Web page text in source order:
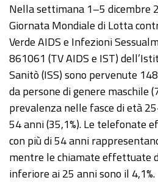
Nella settimana 1–5 dicembre
Giornata Mondiale di Lotta
Verde AIDS e Infezioni
861061 (TV AIDS e IST)
Sanitò (ISS) sono pervenute
da persone di genere maschile
prevalenza nelle fasce di età
54 anni (35,1%). Le telefonate
con più di 54 anni
mentre le chiamate effettuate
inferiore ai 25 anni sono il 4,1%.